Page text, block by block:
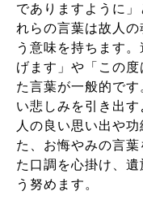
でありますように
れらの言葉は故人
う意味を持ちます
げます」や「この
た言葉が一般的で
い悲しみを引き出
人の良い思い出や
た、お悔やみの言
た口調を心掛け、
う努めます。